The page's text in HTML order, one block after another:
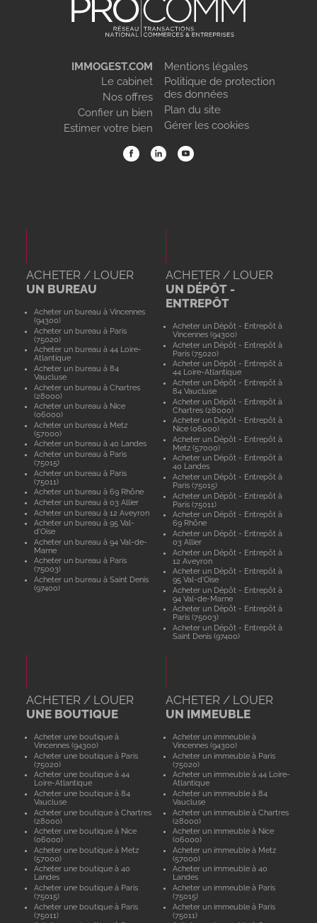
IMMOGEST.COM
Le cabinet
Nos offres
Confier un bien
Estimer votre bien
Mentions légales
Politique de protection
des données
Plan du site
Gérer les cookies
ACHETER / LOUER
UN BUREAU
Acheter un bureau à Vincennes
(94300)
Acheter un bureau à Paris
(75020)
Acheter un bureau à 44 Loire-
Atlantique
Acheter un bureau à 84
Vaucluse
Acheter un bureau à Chartres
(28000)
Acheter un bureau à Nice
(06000)
Acheter un bureau à Metz
(57000)
Acheter un bureau à 40 Landes
Acheter un bureau à Paris
(75015)
Acheter un bureau à Paris
(75011)
Acheter un bureau à 69 Rhône
Acheter un bureau à 03 Allier
Acheter un bureau à 12 Aveyron
Acheter un bureau à 95 Val-
d'Oise
Acheter un bureau à 94 Val-de-
Marne
Acheter un bureau à Paris
(75003)
Acheter un bureau à Saint Denis
(97400)
ACHETER / LOUER
UN DÉPÔT -
ENTREPÔT
Acheter un Dépôt - Entrepôt à
Vincennes (94300)
Acheter un Dépôt - Entrepôt à
Paris (75020)
Acheter un Dépôt - Entrepôt à
44 Loire-Atlantique
Acheter un Dépôt - Entrepôt à
84 Vaucluse
Acheter un Dépôt - Entrepôt à
Chartres (28000)
Acheter un Dépôt - Entrepôt à
Nice (06000)
Acheter un Dépôt - Entrepôt à
Metz (57000)
Acheter un Dépôt - Entrepôt à
40 Landes
Acheter un Dépôt - Entrepôt à
Paris (75015)
Acheter un Dépôt - Entrepôt à
Paris (75011)
Acheter un Dépôt - Entrepôt à
69 Rhône
Acheter un Dépôt - Entrepôt à
03 Allier
Acheter un Dépôt - Entrepôt à
12 Aveyron
Acheter un Dépôt - Entrepôt à
95 Val-d'Oise
Acheter un Dépôt - Entrepôt à
94 Val-de-Marne
Acheter un Dépôt - Entrepôt à
Paris (75003)
Acheter un Dépôt - Entrepôt à
Saint Denis (97400)
ACHETER / LOUER
UNE BOUTIQUE
Acheter une boutique à
Vincennes (94300)
Acheter une boutique à Paris
(75020)
Acheter une boutique à 44
Loire-Atlantique
Acheter une boutique à 84
Vaucluse
Acheter une boutique à Chartres
(28000)
Acheter une boutique à Nice
(06000)
Acheter une boutique à Metz
(57000)
Acheter une boutique à 40
Landes
Acheter une boutique à Paris
(75015)
Acheter une boutique à Paris
(75011)
ACHETER / LOUER
UN IMMEUBLE
Acheter un immeuble à
Vincennes (94300)
Acheter un immeuble à Paris
(75020)
Acheter un immeuble à 44 Loire-
Atlantique
Acheter un immeuble à 84
Vaucluse
Acheter un immeuble à Chartres
(28000)
Acheter un immeuble à Nice
(06000)
Acheter un immeuble à Metz
(57000)
Acheter un immeuble à 40
Landes
Acheter un immeuble à Paris
(75015)
Acheter un immeuble à Paris
(75011)